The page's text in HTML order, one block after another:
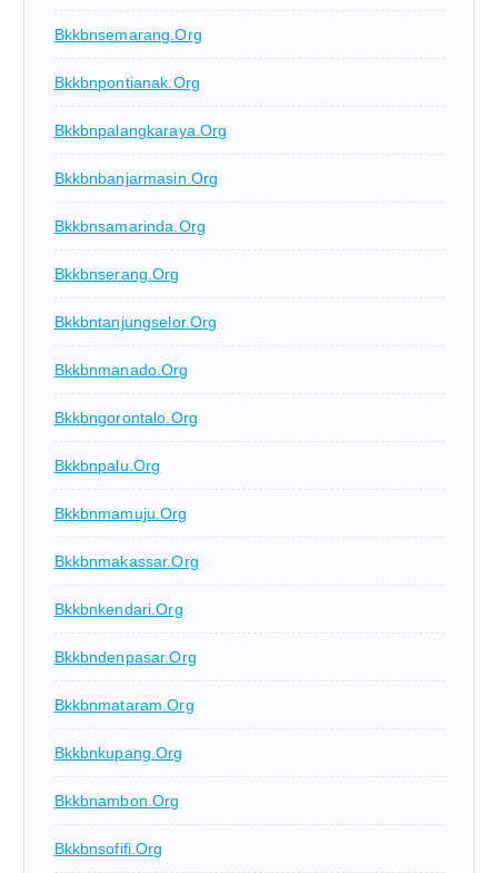
Bkkbnsemarang.org
Bkkbnpontianak.org
Bkkbnpalangkaraya.org
Bkkbnbanjarmasin.org
Bkkbnsamarinda.org
Bkkbnserang.org
Bkkbntanjungselor.org
Bkkbnmanado.org
Bkkbngorontalo.org
Bkkbnpalu.org
Bkkbnmamuju.org
Bkkbnmakassar.org
Bkkbnkendari.org
Bkkbndenpasar.org
Bkkbnmataram.org
Bkkbnkupang.org
Bkkbnambon.org
Bkkbnsofifi.org